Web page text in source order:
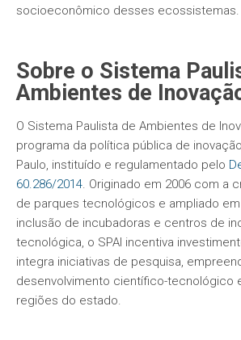
socioeconômico desses ecossistemas.
Sobre o Sistema
Ambientes de
O Sistema Paulista de Ambientes de
programa da política pública de
Paulo, instituído e regulamentado pelo
60.286/2014. Originado em 2006 com a
de parques tecnológicos e ampliado
inclusão de incubadoras e centros de
tecnológica, o SPAI incentiva
integra iniciativas de pesquisa,
desenvolvimento científico-tecnológico
regiões do estado.